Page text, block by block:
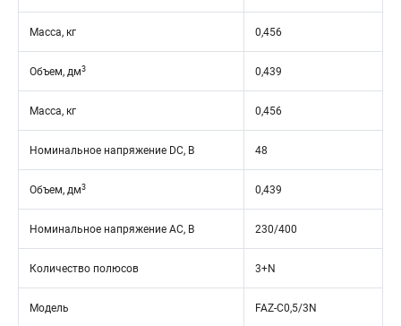
Масса, кг 0,456
Объем, дм3 0,439
Масса, кг 0,456
Номинальное напряжение DC, В 48
Объем, дм3 0,439
Номинальное напряжение АС, В 230/400
Количество полюсов 3+N
Модель FAZ-C0,5/3N